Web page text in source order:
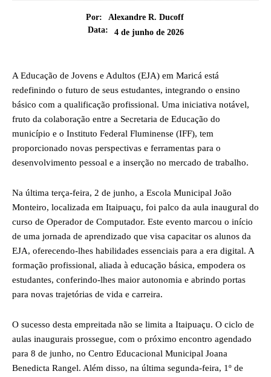
Por:
Alexandre R. Ducoff
Data:
4 de junho de 2026
A Educação de Jovens e Adultos (EJA) em Maricá está
redefinindo o futuro de seus estudantes, integrando o ensino
básico com a qualificação profissional. Uma iniciativa notável,
fruto da colaboração entre a Secretaria de Educação do
município e o Instituto Federal Fluminense (IFF), tem
proporcionado novas perspectivas e ferramentas para o
desenvolvimento pessoal e a inserção no mercado de trabalho.
Na última terça-feira, 2 de junho, a Escola Municipal João
Monteiro, localizada em Itaipuaçu, foi palco da aula inaugural do
curso de Operador de Computador. Este evento marcou o início
de uma jornada de aprendizado que visa capacitar os alunos da
EJA, oferecendo-lhes habilidades essenciais para a era digital. A
formação profissional, aliada à educação básica, empodera os
estudantes, conferindo-lhes maior autonomia e abrindo portas
para novas trajetórias de vida e carreira.
O sucesso desta empreitada não se limita a Itaipuaçu. O ciclo de
aulas inaugurais prossegue, com o próximo encontro agendado
para 8 de junho, no Centro Educacional Municipal Joana
Benedicta Rangel. Além disso, na última segunda-feira, 1º de